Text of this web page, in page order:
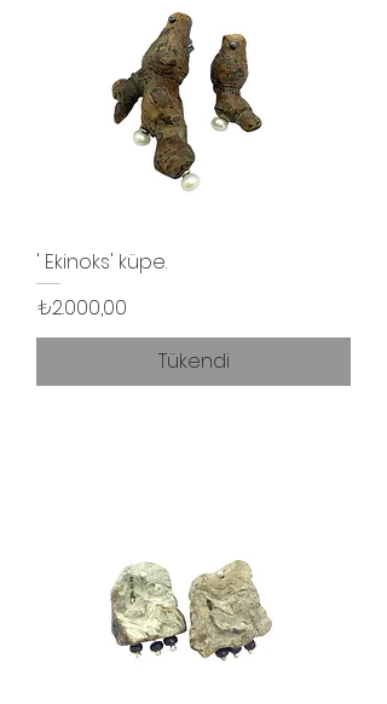
' Ekinoks' küpe.
Fiyat
₺2.000,00
Tükendi